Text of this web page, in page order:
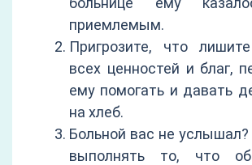
приемлемым.
Пригрозите, что
всех ценностей и благ,
ему помогать и давать
на хлеб.
Больной вас не
выполнять то, что